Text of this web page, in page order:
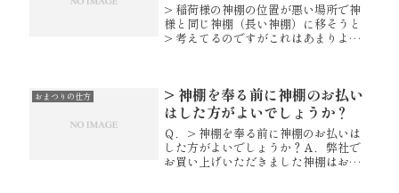
> 稲荷様の神棚の位置が悪い場所で神
様と同じ神棚（長い神棚）に移そうと
> 考えてるのですがこれはあまりよく
神棚に一つの神棚板とされており...
おまつりの仕方
> 神棚を奉る前に神棚のお払い
はした方がよいでしょうか？
Ｑ．> 神棚を奉る前に神棚のお払いは
した方がよいでしょうか？Ａ．弊社で
お買い上げいただきました神棚はお祓